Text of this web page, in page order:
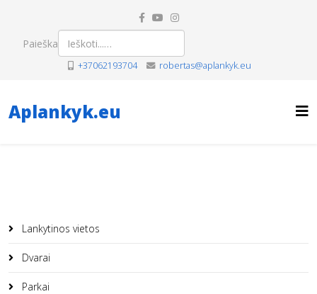
Paieška
+37062193704 robertas@aplankyk.eu
Aplankyk.eu
Lankytinos vietos
Dvarai
Parkai